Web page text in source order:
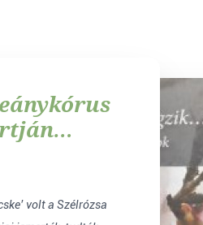
volt a Szélrózsa